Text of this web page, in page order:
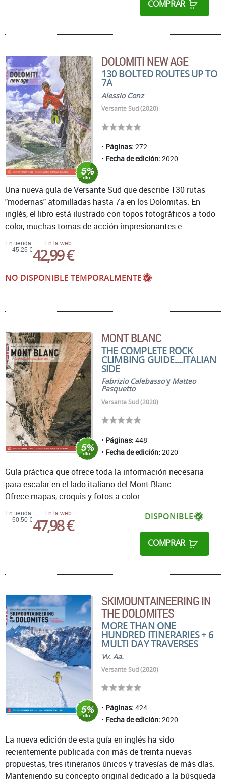
COMPRAR
DOLOMITI NEW AGE
130 BOLTED ROUTES UP TO
7A
Alessio Conz
Versante Sud (2020)
Páginas: 272
Fecha de edición: 2020
En tienda:
45,25 €
En la web:
42,99 €
NO DISPONIBLE TEMPORALMENTE
Una nueva guía de Versante Sud que describe 130 rutas
"modernas" atornilladas hasta 7a en los Dolomitas. En
inglés, el libro está ilustrado con topos fotográficos a todo
color, muchas tomas de acción impresionantes e ...
MONT BLANC
THE COMPLETE ROCK
CLIMBING GUIDE....ITALIAN
SIDE
Fabrizio Calebassoy Matteo
Pasquetto
Versante Sud (2020)
Páginas: 448
Fecha de edición: 2020
En tienda:
50,50 €
En la web:
47,98 € DISPONIBLE
COMPRAR
Guía práctica que ofrece toda la información necesaria
para escalar en el lado italiano del Mont Blanc.
Ofrece mapas, croquis y fotos a color.
SKIMOUNTAINEERING IN
THE DOLOMITES
MORE THAN ONE
HUNDRED ITINERARIES + 6
MULTI DAY TRAVERSES
Vv. Aa.
Versante Sud (2020)
Páginas: 424
Fecha de edición: 2020
La nueva edición de esta guía en inglés ha sido
recientemente publicada con más de treinta nuevas
propuestas, tres itinerarios únicos y travesías de más días.
Manteniendo su concepto original dedicado a la búsqueda